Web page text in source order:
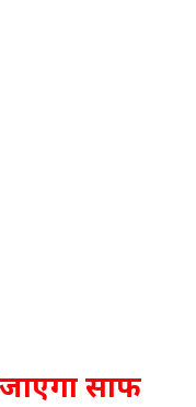
साफ